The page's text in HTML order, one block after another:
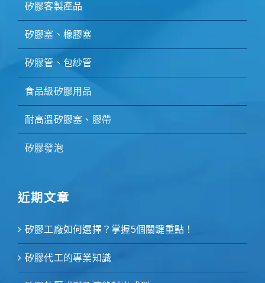
矽膠客製產品
矽膠塞、橡膠塞
矽膠管、包紗管
食品級矽膠用品
耐高溫矽膠塞、膠帶
矽膠發泡
近期文章
矽膠工廠如何選擇？掌握5個關鍵重點！
矽膠代工的專業知識